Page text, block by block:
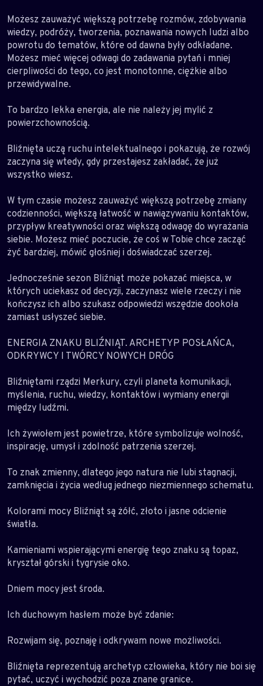
Możesz zauważyć większą potrzebę rozmów, zdobywania
wiedzy, podróży, tworzenia, poznawania nowych ludzi albo
powrotu do tematów, które od dawna były odkładane.
Możesz mieć więcej odwagi do zadawania pytań i mniej
cierpliwości do tego, co jest monotonne, ciężkie albo
przewidywalne.
To bardzo lekka energia, ale nie należy jej mylić z
powierzchownością.
Bliźnięta uczą ruchu intelektualnego i pokazują, że rozwój
zaczyna się wtedy, gdy przestajesz zakładać, że już
wszystko wiesz.
W tym czasie możesz zauważyć większą potrzebę zmiany
codzienności, większą łatwość w nawiązywaniu kontaktów,
przypływ kreatywności oraz większą odwagę do wyrażania
siebie. Możesz mieć poczucie, że coś w Tobie chce zacząć
żyć bardziej, mówić głośniej i doświadczać szerzej.
Jednocześnie sezon Bliźniąt może pokazać miejsca, w
których uciekasz od decyzji, zaczynasz wiele rzeczy i nie
kończysz ich albo szukasz odpowiedzi wszędzie dookoła
zamiast usłyszeć siebie.
ENERGIA ZNAKU BLIŹNIĄT. ARCHETYP POSŁAŃCA,
ODKRYWCY I TWÓRCY NOWYCH DRÓG
Bliźniętami rządzi Merkury, czyli planeta komunikacji,
myślenia, ruchu, wiedzy, kontaktów i wymiany energii
między ludźmi.
Ich żywiołem jest powietrze, które symbolizuje wolność,
inspirację, umysł i zdolność patrzenia szerzej.
To znak zmienny, dlatego jego natura nie lubi stagnacji,
zamknięcia i życia według jednego niezmiennego schematu.
Kolorami mocy Bliźniąt są żółć, złoto i jasne odcienie
światła.
Kamieniami wspierającymi energię tego znaku są topaz,
kryształ górski i tygrysie oko.
Dniem mocy jest środa.
Ich duchowym hasłem może być zdanie:
Rozwijam się, poznaję i odkrywam nowe możliwości.
Bliźnięta reprezentują archetyp człowieka, który nie boi się
pytać, uczyć i wychodzić poza znane granice.